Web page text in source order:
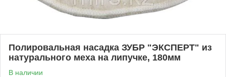
Полировальная насадка ЗУБР "ЭКСПЕРТ" из
натурального меха на липучке, 180мм
В наличии